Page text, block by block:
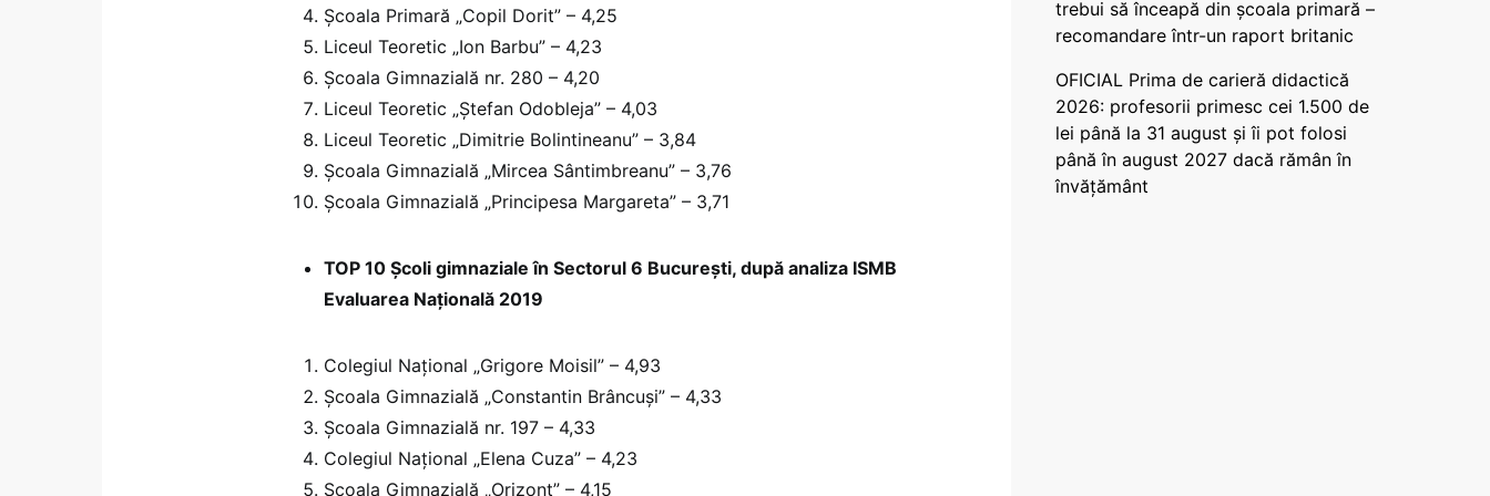
Şcoala Primară „Copil Dorit” – 4,25
Liceul Teoretic „Ion Barbu” – 4,23
Şcoala Gimnazială nr. 280 – 4,20
Liceul Teoretic „Ștefan Odobleja” – 4,03
Liceul Teoretic „Dimitrie Bolintineanu” – 3,84
Şcoala Gimnazială „Mircea Sântimbreanu” – 3,76
Şcoala Gimnazială „Principesa Margareta” – 3,71
TOP 10 Școli gimnaziale în Sectorul 6 București, după analiza ISMB
Evaluarea Națională 2019
Colegiul Naţional „Grigore Moisil” – 4,93
Şcoala Gimnazială „Constantin Brâncuşi” – 4,33
Şcoala Gimnazială nr. 197 – 4,33
Colegiul Naţional „Elena Cuza” – 4,23
Școala Gimnazială „Orizont” – 4,15
trebui să înceapă din școala primară –
recomandare într-un raport britanic
OFICIAL Prima de carieră didactică
2026: profesorii primesc cei 1.500 de
lei până la 31 august și îi pot folosi
până în august 2027 dacă rămân în
învățământ